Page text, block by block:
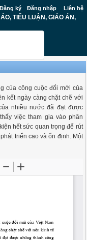
Đăng ký Đăng nhập Liên hệ
TIỂU LUẬN, GIÁO ÁN,
của công cuộc đổi mới của
kết ngày càng chặt chẽ với
nhiều nước đã đạt được
việc tham gia vào phân
hết sức quan trọng để rút
triển cao và ổn định. Một